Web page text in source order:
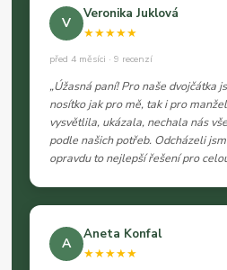
V
Veronika Juklová
★★★★★
před 4 měsíci · 9 recenzí
„Úžasná paní! Pro naše dvojčátka
nosítko jak pro mě, tak i pro
vysvětlila, ukázala, nechala nás
podle našich potřeb. Odcházeli
opravdu to nejlepší řešení pro
A
Aneta Konfal
★★★★★